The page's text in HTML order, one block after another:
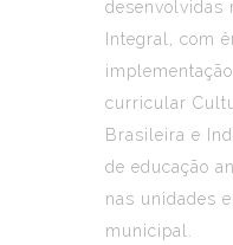
desenvolvidas
Integral, com
curricular
Brasileira e
de educação
nas unidades
municipal.